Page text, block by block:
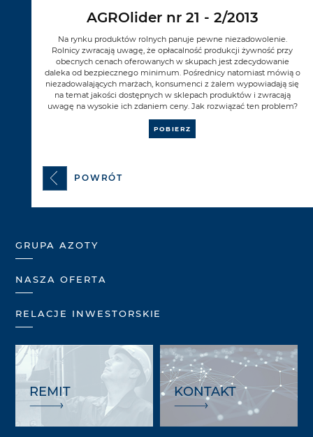
AGROlider nr 21 - 2/2013
Na rynku produktów rolnych panuje pewne niezadowolenie.
Rolnicy zwracają uwagę, że opłacalność produkcji żywność przy
obecnych cenach oferowanych w skupach jest zdecydowanie
daleka od bezpiecznego minimum. Pośrednicy natomiast mówią o
niezadowalających marżach, konsumenci z żalem wypowiadają się
na temat jakości dostępnych w sklepach produktów i zwracają
uwagę na wysokie ich zdaniem ceny. Jak rozwiązać ten problem?
POBIERZ
POWRÓT
GRUPA AZOTY
NASZA OFERTA
RELACJE INWESTORSKIE
REMIT KONTAKT